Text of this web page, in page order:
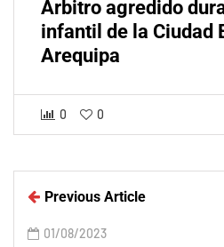
Árbitro agredido
infantil de la Ciudad
Arequipa
0 0
Previous Article
01/08/2023